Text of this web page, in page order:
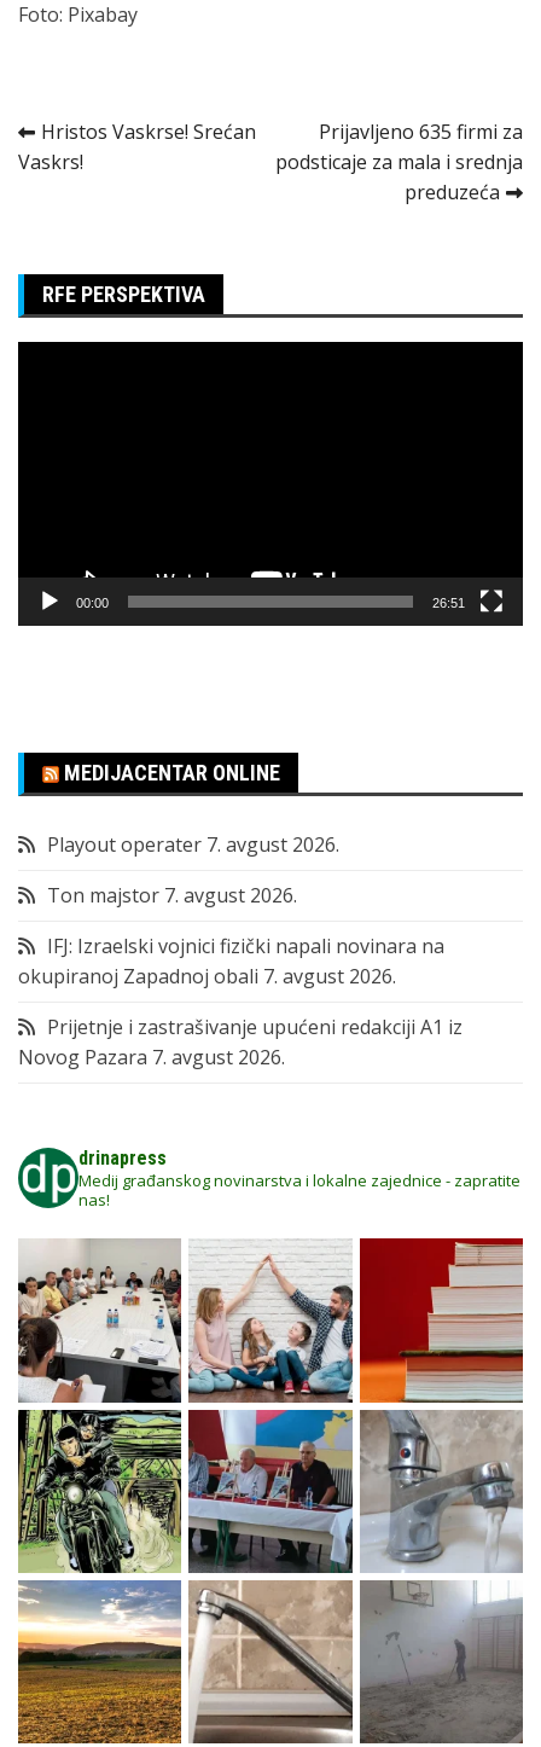
Foto: Pixabay
Kretanje
članka
Hristos Vaskrse! Srećan
Vaskrs!
Prijavljeno 635 firmi za
podsticaje za mala i srednja
preduzeća
RFE PERSPEKTIVA
00:00 26:51
MEDIJACENTAR ONLINE
Playout operater 7. avgust 2026.
Ton majstor 7. avgust 2026.
IFJ: Izraelski vojnici fizički napali novinara na
okupiranoj Zapadnoj obali 7. avgust 2026.
Prijetnje i zastrašivanje upućeni redakciji A1 iz
Novog Pazara 7. avgust 2026.
drinapress
Medij građanskog novinarstva i lokalne zajednice - zapratite
nas!